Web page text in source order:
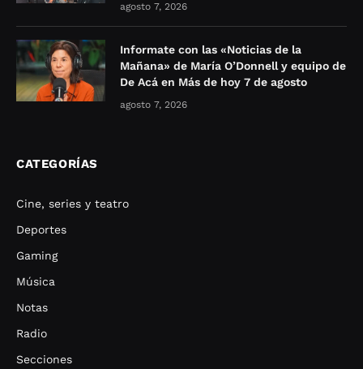
agosto 7, 2026
Informate con las «Noticias de la
Mañana» de María O’Donnell y equipo de
De Acá en Más de hoy 7 de agosto
agosto 7, 2026
CATEGORÍAS
Cine, series y teatro
Deportes
Gaming
Música
Notas
Radio
Secciones